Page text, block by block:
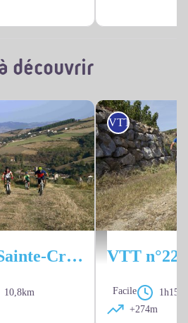
découvrir
VTT n°15 - Sainte-Croix-En-Jarez - Difficulté bleu
10,8km
VTT
Facile
1h15
+274m